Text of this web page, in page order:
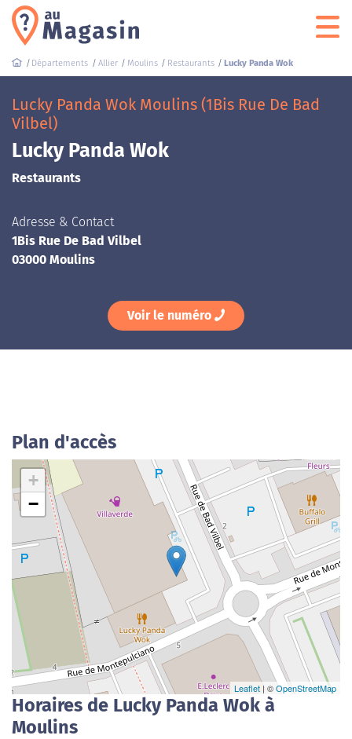
Départements Allier Moulins Restaurants Lucky Panda Wok
Lucky Panda Wok Moulins (1Bis Rue De Bad
Vilbel)
Lucky Panda Wok
Restaurants
Adresse & Contact
1Bis Rue De Bad Vilbel
03000 Moulins
Voir le numéro
Plan d'accès
+
−
Leaflet | ©OpenStreetMap
Horaires de Lucky Panda Wok à
Moulins